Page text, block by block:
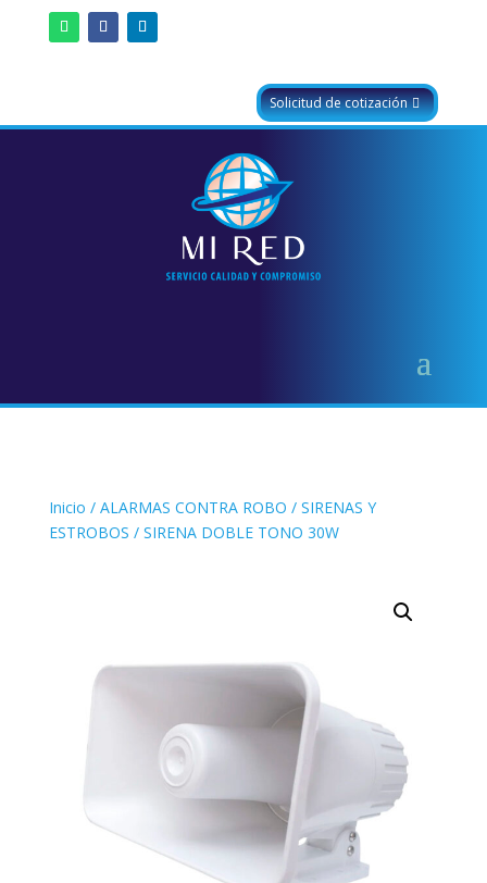
Solicitud de cotización
Inicio / ALARMAS CONTRA ROBO / SIRENAS Y
ESTROBOS / SIRENA DOBLE TONO 30W